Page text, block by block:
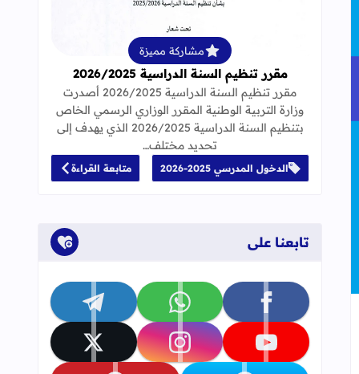
سؤال فلسفي
إلى العلامات المرجعية
مشاركة مميزة
مقرر تنظيم السنة الدراسية 2026/2025
مقرر تنظيم السنة الدراسية 2026/2025 أصدرت
وزارة التربية الوطنية المقرر الوزاري الرسمي الخاص
بتنظيم السنة الدراسية 2026/2025 الذي يهدف إلى
تحديد مختلف…
الدخول المدرسي 2025-2026 متابعة القراءة
تابعنا على
تابعنا على facebook تابعنا على whatsapp تابعنا على telegram
تابعنا على youtube تابعنا على instagram تابعنا على x